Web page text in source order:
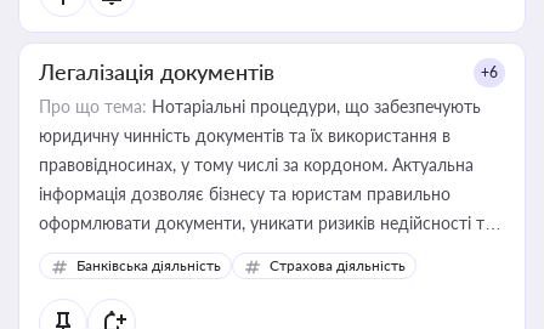
Легалізація документів +6
Про що тема: Нотаріальні процедури, що забезпечують
юридичну чинність документів та їх використання в
правовідносинах, у тому числі за кордоном. Актуальна
інформація дозволяє бізнесу та юристам правильно
оформлювати документи, уникати ризиків недійсності та
забезпечувати їх належне прийняття органами влади та
контрагентами
Банківська діяльність Страхова діяльність